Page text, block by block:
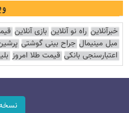
خبرآنلاین راه نو آنلاین بازی آنلاین
مبل مینیمال جراح بینی گوشتی
اعتبارسنجی بانکی قیمت طلا امروز